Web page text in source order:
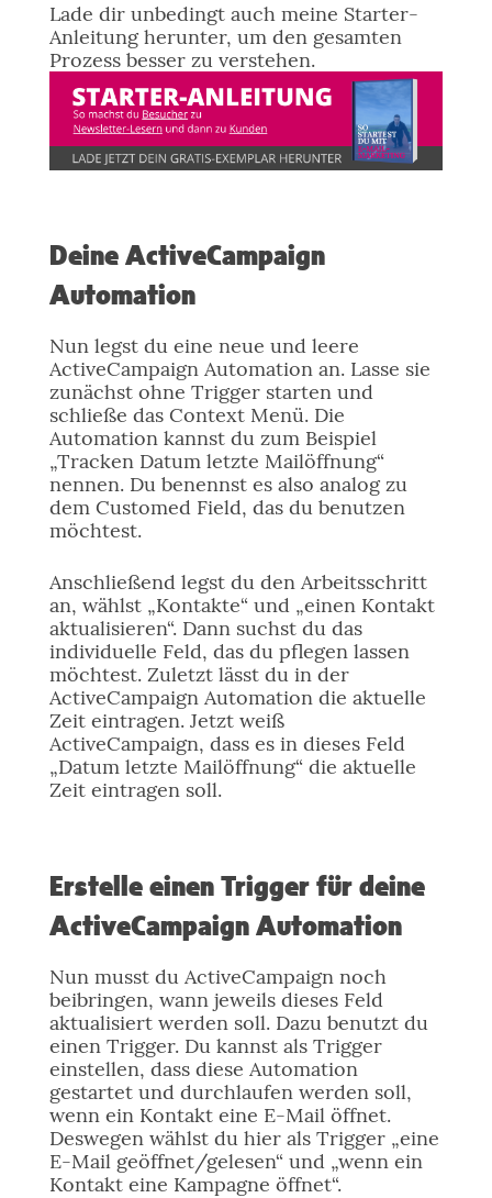
Lade dir unbedingt auch meine Starter-
Anleitung herunter, um den gesamten
Prozess besser zu verstehen.
Deine ActiveCampaign
Automation
Nun legst du eine neue und leere
ActiveCampaign Automation an. Lasse sie
zunächst ohne Trigger starten und
schließe das Context Menü. Die
Automation kannst du zum Beispiel
„Tracken Datum letzte Mailöffnung“
nennen. Du benennst es also analog zu
dem Customed Field, das du benutzen
möchtest.
Anschließend legst du den Arbeitsschritt
an, wählst „Kontakte“ und „einen Kontakt
aktualisieren“. Dann suchst du das
individuelle Feld, das du pflegen lassen
möchtest. Zuletzt lässt du in der
ActiveCampaign Automation die aktuelle
Zeit eintragen. Jetzt weiß
ActiveCampaign, dass es in dieses Feld
„Datum letzte Mailöffnung“ die aktuelle
Zeit eintragen soll.
Erstelle einen Trigger für deine
ActiveCampaign Automation
Nun musst du ActiveCampaign noch
beibringen, wann jeweils dieses Feld
aktualisiert werden soll. Dazu benutzt du
einen Trigger. Du kannst als Trigger
einstellen, dass diese Automation
gestartet und durchlaufen werden soll,
wenn ein Kontakt eine E-Mail öffnet.
Deswegen wählst du hier als Trigger „eine
E-Mail geöffnet/gelesen“ und „wenn ein
Kontakt eine Kampagne öffnet“.